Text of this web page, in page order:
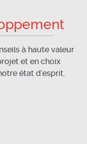
à haute valeur
et en choix
état d'esprit.